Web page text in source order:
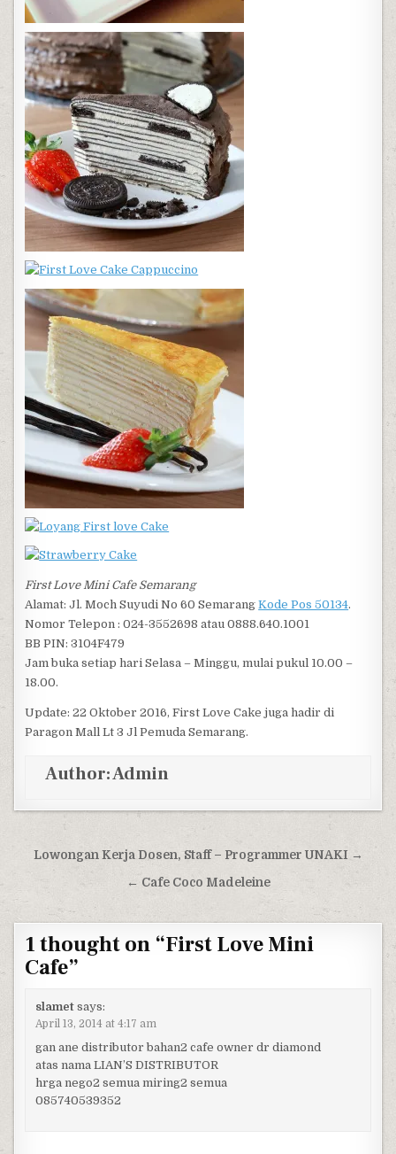
First Love Mini Cafe Semarang
Alamat: Jl. Moch Suyudi No 60 SemarangKode Pos 50134.
Nomor Telepon : 024-3552698 atau 0888.640.1001
BB PIN: 3104F479
Jam buka setiap hari Selasa – Minggu, mulai pukul 10.00 –
18.00.
Update: 22 Oktober 2016, First Love Cake juga hadir di
Paragon Mall Lt 3 Jl Pemuda Semarang.
Author:Admin
Post navigation
Lowongan Kerja Dosen, Staff – Programmer UNAKI →
← Cafe Coco Madeleine
1 thought on “First Love Mini
Cafe”
slamet says:
April 13, 2014 at 4:17 am
gan ane distributor bahan2 cafe owner dr diamond
atas nama LIAN’S DISTRIBUTOR
hrga nego2 semua miring2 semua
085740539352